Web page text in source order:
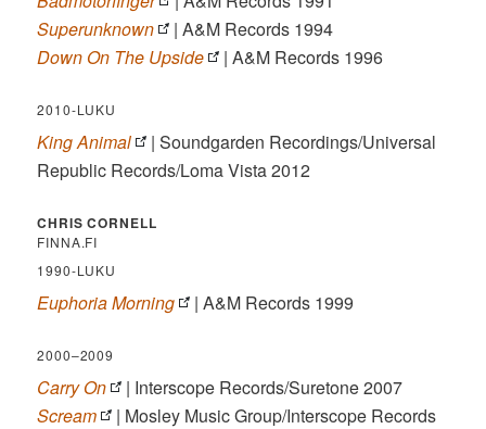
Superunknown
| A&M Records 1994
Down On The Upside
| A&M Records 1996
2010-LUKU
King Animal
| Soundgarden Recordings/Universal
Republic Records/Loma Vista 2012
CHRIS CORNELL
FINNA.FI
1990-LUKU
Euphoria Morning | A&M Records 1999
2000–2009
Carry On
| Interscope Records/Suretone 2007
Scream
| Mosley Music Group/Interscope Records